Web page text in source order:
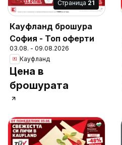
Cтраница 21
Кауфланд брошура
София - Топ оферти
03.08. - 09.08.2026
Кауфланд
Цена в
брошурата